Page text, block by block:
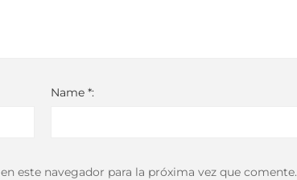
Name *:
este navegador para la próxima vez que comente.